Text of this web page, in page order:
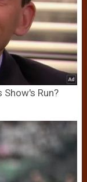
Show's Run?